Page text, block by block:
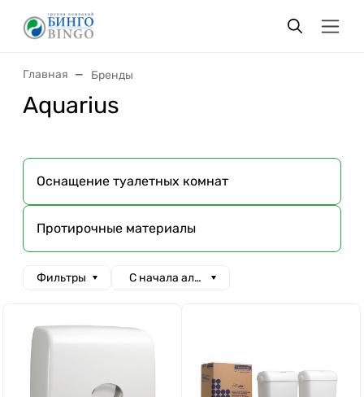
Главная Бренды
Aquarius
Оснащение туалетных комнат
Протирочные материалы
Фильтры С начала алфавита